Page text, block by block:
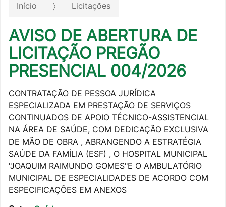
Início Licitações
AVISO DE ABERTURA DE
LICITAÇÃO PREGÃO
PRESENCIAL 004/2026
CONTRATAÇÃO DE PESSOA JURÍDICA
ESPECIALIZADA EM PRESTAÇÃO DE SERVIÇOS
CONTINUADOS DE APOIO TÉCNICO-ASSISTENCIAL
NA ÁREA DE SAÚDE, COM DEDICAÇÃO EXCLUSIVA
DE MÃO DE OBRA , ABRANGENDO A ESTRATÉGIA
SAÚDE DA FAMÍLIA (ESF) , O HOSPITAL MUNICIPAL
"JOAQUIM RAIMUNDO GOMES"E O AMBULATÓRIO
MUNICIPAL DE ESPECIALIDADES DE ACORDO COM
ESPECIFICAÇÕES EM ANEXOS